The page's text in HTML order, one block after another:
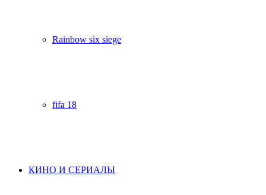
Rainbow six siege
fifa 18
КИНО И СЕРИАЛЫ